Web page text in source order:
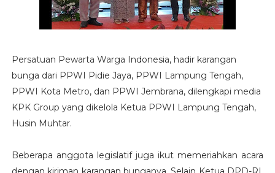
Persatuan Pewarta Warga Indonesia, hadir karangan
bunga dari PPWI Pidie Jaya, PPWI Lampung Tengah,
PPWI Kota Metro, dan PPWI Jembrana, dilengkapi media
KPK Group yang dikelola Ketua PPWI Lampung Tengah,
Husin Muhtar.
Beberapa anggota legislatif juga ikut memeriahkan acara